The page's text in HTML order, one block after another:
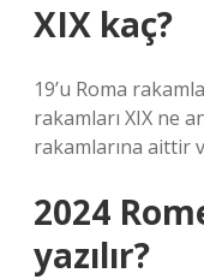
XIX kaç?
19’u Roma
rakamları XIX ne
rakamlarına aittir
2024
yazılır?